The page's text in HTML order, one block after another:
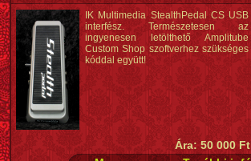
IK Multimedia StealthPedal CS USB
interfész. Természetesen az
ingyenesen letölthető Amplitube
Custom Shop szoftverhez szükséges
kóddal együtt!
Ára: 50 000 Ft